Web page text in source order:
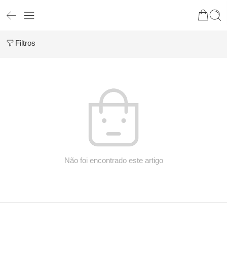
Filtros
Não foi encontrado este artigo